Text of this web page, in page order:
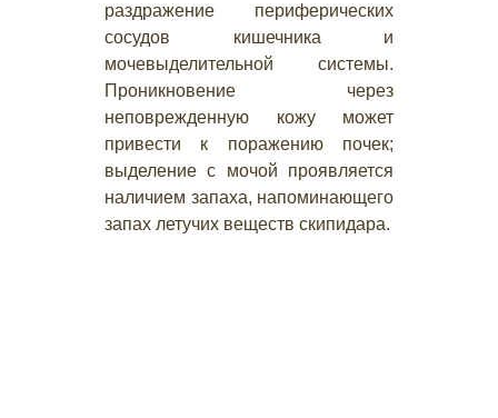
раздражение периферических
сосудов кишечника и
мочевыделительной системы.
Проникновение через
неповрежденную кожу может
привести к поражению почек;
выделение с мочой проявляется
наличием запаха, напоминающего
запах летучих веществ скипидара.